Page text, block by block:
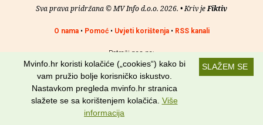
Sva prava pridržana © MV Info d.o.o. 2026. • Kriv jeFiktiv
O nama• Pomoć• Uvjeti korištenja• RSS kanali
Potraži nas na:
SLAŽEM SE
Mvinfo.hr koristi kolačiće („cookies“) kako bi
vam pružio bolje korisničko iskustvo.
Nastavkom pregleda mvinfo.hr stranica
slažete se sa korištenjem kolačića. Više
informacija